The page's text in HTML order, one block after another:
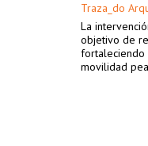
Traza_do
La
objetivo de
fortaleciendo
movilidad